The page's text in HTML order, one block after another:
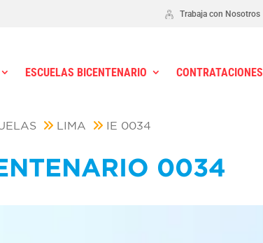
Trabaja con Nosotros
ESCUELAS BICENTENARIO CONTRATACIONES
LIMA IE 0034
0034